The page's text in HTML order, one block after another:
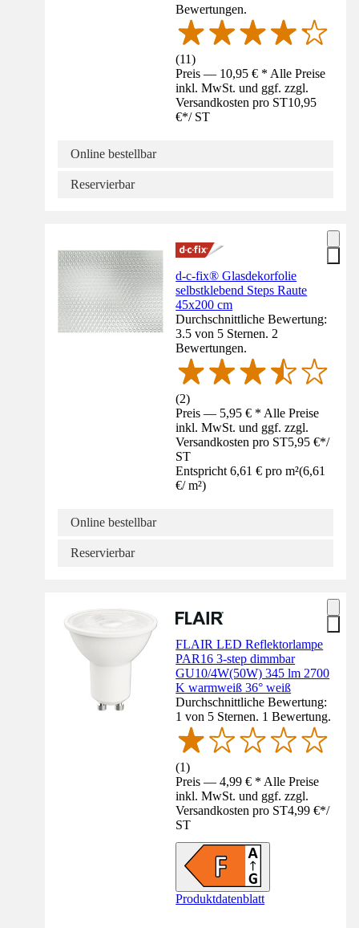
Bewertungen.
(11)
Preis — 10,95 € * Alle Preise
inkl. MwSt. und ggf. zzgl.
Versandkosten pro ST10,95
€*/ ST
Online bestellbar
Reservierbar
d-c-fix® Glasdekorfolie
selbstklebend Steps Raute
45x200 cm
Durchschnittliche Bewertung:
3.5 von 5 Sternen. 2
Bewertungen.
(2)
Preis — 5,95 € * Alle Preise
inkl. MwSt. und ggf. zzgl.
Versandkosten pro ST5,95 €*/
ST
Entspricht 6,61 € pro m²(6,61
€/ m²)
Online bestellbar
Reservierbar
FLAIR LED Reflektorlampe
PAR16 3-step dimmbar
GU10/4W(50W) 345 lm 2700
K warmweiß 36° weiß
Durchschnittliche Bewertung:
1 von 5 Sternen. 1 Bewertung.
(1)
Preis — 4,99 € * Alle Preise
inkl. MwSt. und ggf. zzgl.
Versandkosten pro ST4,99 €*/
ST
Produktdatenblatt